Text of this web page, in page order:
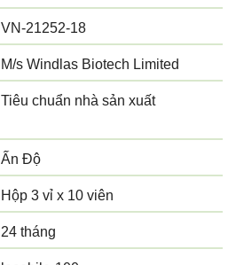
VN-21252-18
M/s Windlas Biotech Limited
Tiêu chuẩn nhà sản xuất
Ấn Độ
Hộp 3 vỉ x 10 viên
24 tháng